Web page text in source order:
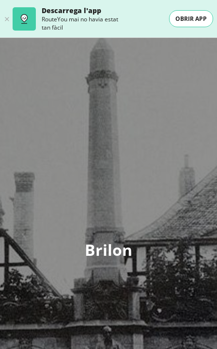
Descarrega l'app
RouteYou mai no havia estat
tan fàcil
OBRIR APP
Brilon